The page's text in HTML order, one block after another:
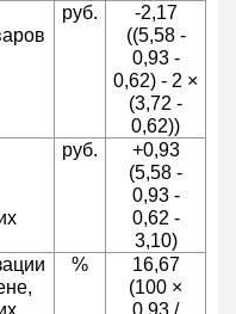
руб.
-2,17
((5,58 -
0,93 -
0,62) - 2 ×
(3,72 -
0,62))
руб.
+0,93
(5,58 -
0,93 -
0,62 -
3,10)
%
16,67
(100 ×
0,93 /